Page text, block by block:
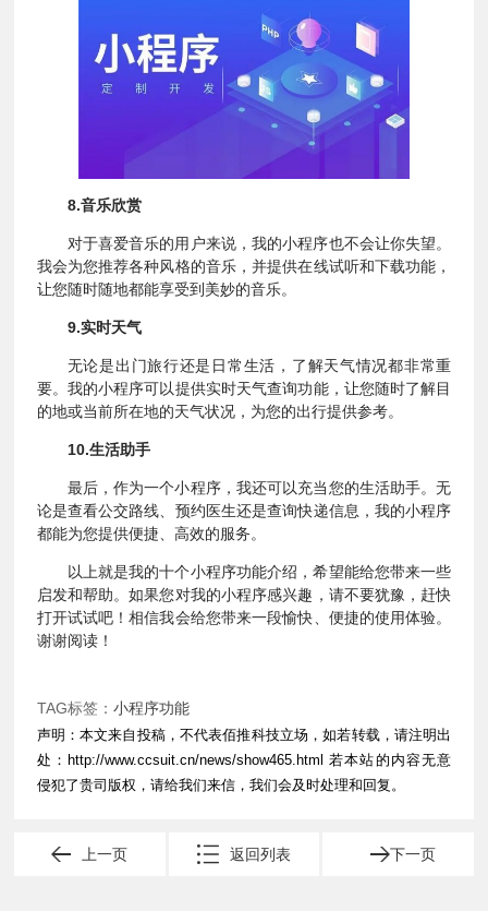
8.音乐欣赏
对于喜爱音乐的用户来说，我的小程序也不会让你失望。
我会为您推荐各种风格的音乐，并提供在线试听和下载功能，
让您随时随地都能享受到美妙的音乐。
9.实时天气
无论是出门旅行还是日常生活，了解天气情况都非常重
要。我的小程序可以提供实时天气查询功能，让您随时了解目
的地或当前所在地的天气状况，为您的出行提供参考。
10.生活助手
最后，作为一个小程序，我还可以充当您的生活助手。无
论是查看公交路线、预约医生还是查询快递信息，我的小程序
都能为您提供便捷、高效的服务。
以上就是我的十个小程序功能介绍，希望能给您带来一些
启发和帮助。如果您对我的小程序感兴趣，请不要犹豫，赶快
打开试试吧！相信我会给您带来一段愉快、便捷的使用体验。
谢谢阅读！
TAG标签： 小程序功能
声明：本文来自投稿，不代表佰推科技立场，如若转载，请注明出
处： http://www.ccsuit.cn/news/show465.html 若本站的内容无意
侵犯了贵司版权，请给我们来信，我们会及时处理和回复。
上一页 下一页
返回列表